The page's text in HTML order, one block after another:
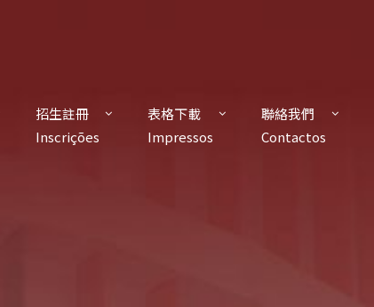
招生註冊
Inscrições
表格下載
Impressos
聯絡我們
Contactos